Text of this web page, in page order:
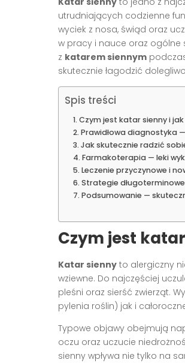
utrudniających codzienne
wyciek z nosa, świąd oraz
w pracy i nauce oraz ogólne
z katarem siennym
skutecznie łagodzić
Spis treści
Czym jest katar sienny i
Prawidłowa diagnostyka
Jak skutecznie radzić
Farmakoterapia — leki
Leczenie przyczynowe i
Strategie
Podsumowanie —
Czym jest
Katar sienny to alergiczny
wziewne. Do najczęściej
pleśni oraz sierść zwierząt.
pylenia roślin) jak i
Typowe objawy obejmują
oczu oraz uczucie
sienny wpływa nie tylko na